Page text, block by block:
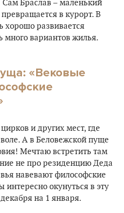
Браслав – маленький
в курорт. В
хорошо развивается
много вариантов жилья.
«Вековые
и других мест, где
А в Беловежской пуще
Мечтаю встретить там
не про резиденцию Деда
навевают философские
окунуться в эту
на 1 января.